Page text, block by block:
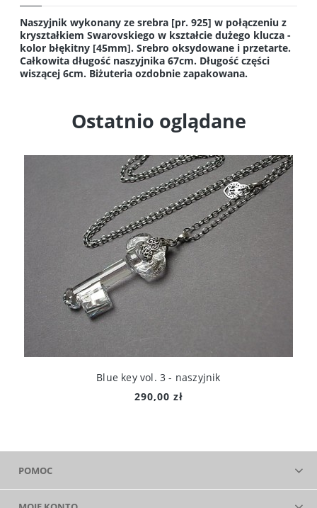
Naszyjnik wykonany ze srebra [pr. 925] w połączeniu z
kryształkiem Swarovskiego w kształcie dużego klucza -
kolor błękitny [45mm]. Srebro oksydowane i przetarte.
Całkowita długość naszyjnika 67cm. Długość części
wiszącej 6cm. Biżuteria ozdobnie zapakowana.
Ostatnio oglądane
Blue key vol. 3 - naszyjnik
290,00 zł
POMOC